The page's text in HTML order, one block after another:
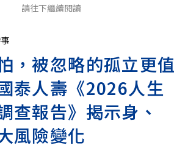
請往下繼續閱讀
，被忽略的孤立更值
泰人壽《2026人生
查報告》揭示身、
風險變化